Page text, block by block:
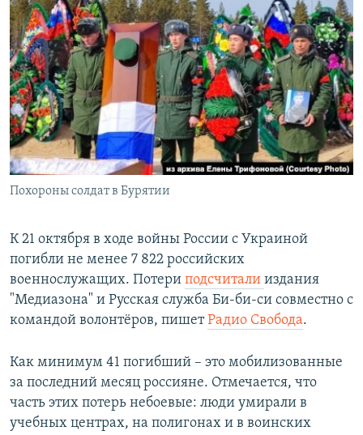
СИБИРЬ.РЕАЛИИ
РАСПИСАНИЕ ВЕЩАНИЯ
ПОДПИШИТЕСЬ НА РАССЫЛКУ
СОЦИАЛЬНЫЕ СЕТИ
Все сайты РСЕ/РС
Похороны солдат в Бурятии
К 21 октября в ходе войны России с Украиной
погибли не менее 7 822 российских
военнослужащих. Потери подсчитали издания
"Медиазона" и Русская служба Би-би-си совместно с
командой волонтёров, пишетРадио Свобода.
Как минимум 41 погибший – это мобилизованные
за последний месяц россияне. Отмечается, что
часть этих потерь небоевые: люди умирали в
учебных центрах, на полигонах и в воинских